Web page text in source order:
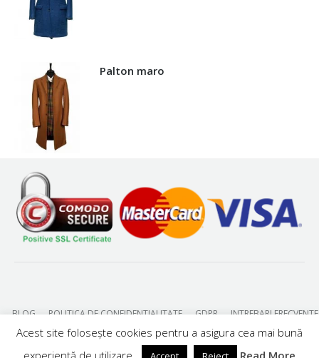
Palton maro
BLOG POLITICA DE CONFIDENTIALITATE GDPR INTREBARI FRECVENTE
Acest site folosește cookies pentru a asigura cea mai bună
experiență de utilizare.
Read More